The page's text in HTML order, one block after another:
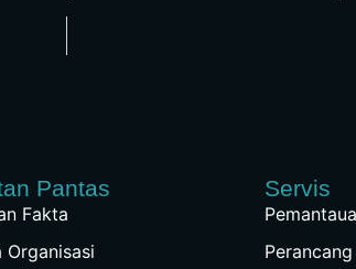
Pantas
Fakta
Organisasi
Servis